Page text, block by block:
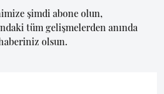
şimdi abone olun,
tüm gelişmelerden anında
olsun.